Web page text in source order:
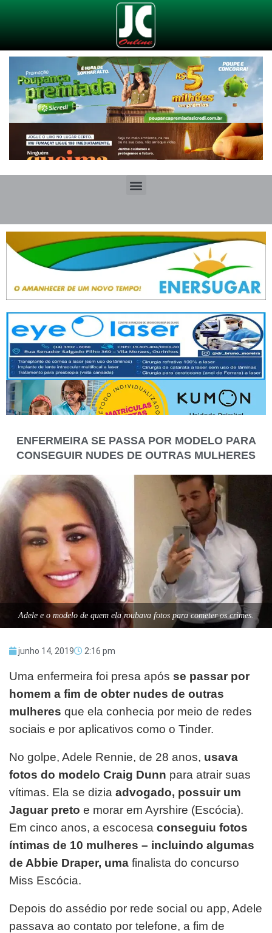
ENFERMEIRA SE PASSA POR MODELO PARA
CONSEGUIR NUDES DE OUTRAS MULHERES
Adele e o modelo de quem ela roubava fotos para cometer os crimes.
junho 14, 2019 2:16 pm
Uma enfermeira foi presa após se passar por
homem a fim de obter nudes de outras
mulheres que ela conhecia por meio de redes
sociais e por aplicativos como o Tinder.
No golpe, Adele Rennie, de 28 anos, usava
fotos do modelo Craig Dunn para atrair suas
vítimas. Ela se dizia advogado, possuir um
Jaguar preto e morar em Ayrshire (Escócia).
Em cinco anos, a escocesa conseguiu fotos
íntimas de 10 mulheres – incluindo algumas
de Abbie Draper, uma finalista do concurso
Miss Escócia.
Depois do assédio por rede social ou app, Adele
passava ao contato por telefone, a fim de